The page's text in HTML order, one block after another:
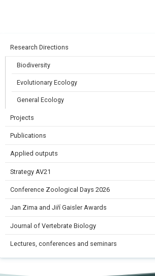
Research Directions
Biodiversity
Evolutionary Ecology
General Ecology
Projects
Publications
Applied outputs
Strategy AV21
Conference Zoological Days 2026
Jan Zima and Jiří Gaisler Awards
Journal of Vertebrate Biology
Lectures, conferences and seminars